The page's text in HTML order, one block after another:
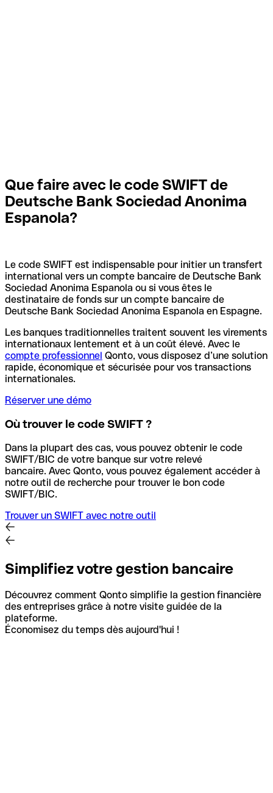
Que faire avec le code SWIFT de
Deutsche Bank Sociedad Anonima
Espanola?
Le code SWIFT est indispensable pour initier un transfert
international vers un compte bancaire de Deutsche Bank
Sociedad Anonima Espanola ou si vous êtes le
destinataire de fonds sur un compte bancaire de
Deutsche Bank Sociedad Anonima Espanola en Espagne.
Les banques traditionnelles traitent souvent les virements
internationaux lentement et à un coût élevé. Avec le
compte professionnel Qonto, vous disposez d’une solution
rapide, économique et sécurisée pour vos transactions
internationales.
Réserver une démo
Où trouver le code SWIFT ?
Dans la plupart des cas, vous pouvez obtenir le code
SWIFT/BIC de votre banque sur votre relevé
bancaire. Avec Qonto, vous pouvez également accéder à
notre outil de recherche pour trouver le bon code
SWIFT/BIC.
Trouver un SWIFT avec notre outil
Simplifiez votre gestion bancaire
Découvrez comment Qonto simplifie la gestion financière
des entreprises grâce à notre visite guidée de la
plateforme.
Économisez du temps dès aujourd'hui !